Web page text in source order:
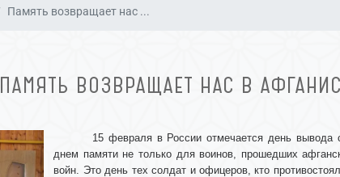
Память возвращает нас ...
ПАМЯТЬ ВОЗВРАЩАЕТ НАС В
15 февраля в России отмечается день вывода
днем памяти не только для воинов, прошедших
войн. Это день тех солдат и офицеров, кто